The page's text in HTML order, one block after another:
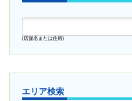
(店舗名または住所)
エリア検索